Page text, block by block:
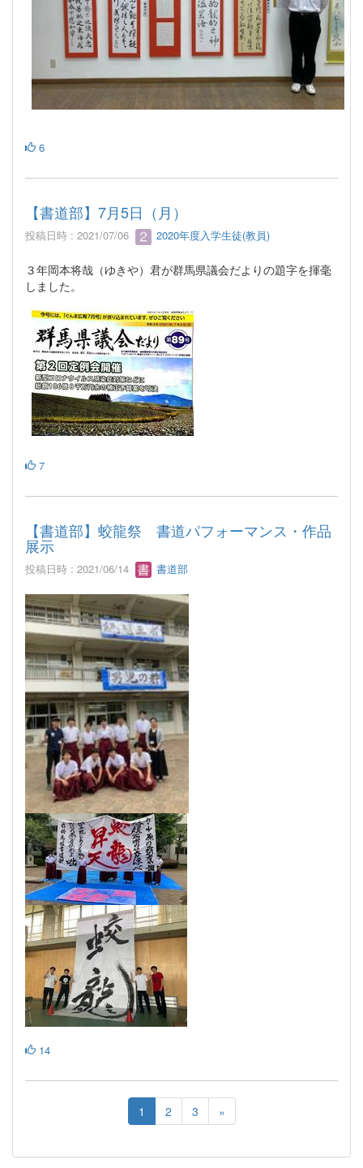
6
【書道部】7月5日（月）
投稿日時 : 2021/07/06 2020年度入学生徒(教員)
３年岡本将哉（ゆきや）君が群馬県議会だよりの題字を揮毫
しました。
7
【書道部】蛟龍祭 書道パフォーマンス・作品
展示
投稿日時 : 2021/06/14 書道部
14
1 2 3 »